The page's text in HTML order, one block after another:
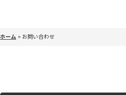
ホーム > お問い合わせ